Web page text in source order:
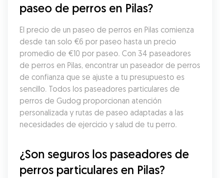
paseo de perros en Pilas?
El precio de un paseo de perros en Pilas comienza
desde tan solo €6 por paseo hasta un precio
promedio de €10 por paseo. Con 34 paseadores
de perros en Pilas, encontrar un paseador de perros
de confianza que se ajuste a tu presupuesto es
sencillo. Todos los paseadores particulares de
perros de Gudog proporcionan atención
personalizada y rutas de paseo adaptadas a las
necesidades de ejercicio y salud de tu perro.
¿Son seguros los paseadores de
perros particulares en Pilas?